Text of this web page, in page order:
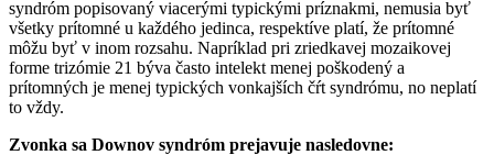
syndróm popisovaný viacerými typickými príznakmi, nemusia byť
všetky prítomné u každého jedinca, respektíve platí, že prítomné
môžu byť v inom rozsahu. Napríklad pri zriedkavej mozaikovej
forme trizómie 21 býva často intelekt menej poškodený a
prítomných je menej typických vonkajších čŕt syndrómu, no neplatí
to vždy.
Zvonka sa Downov syndróm prejavuje nasledovne: